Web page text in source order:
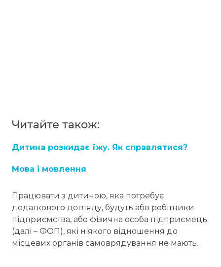
Читайте також:
Дитина розкидає їжу. Як справлятися?
Мова і мовлення
Працювати з дитиною, яка потребує
додаткового догляду, будуть або робітники
підприємства, або фізична особа підприємець
(далі – ФОП), які ніякого відношення до
місцевих органів самоврядування не мають.